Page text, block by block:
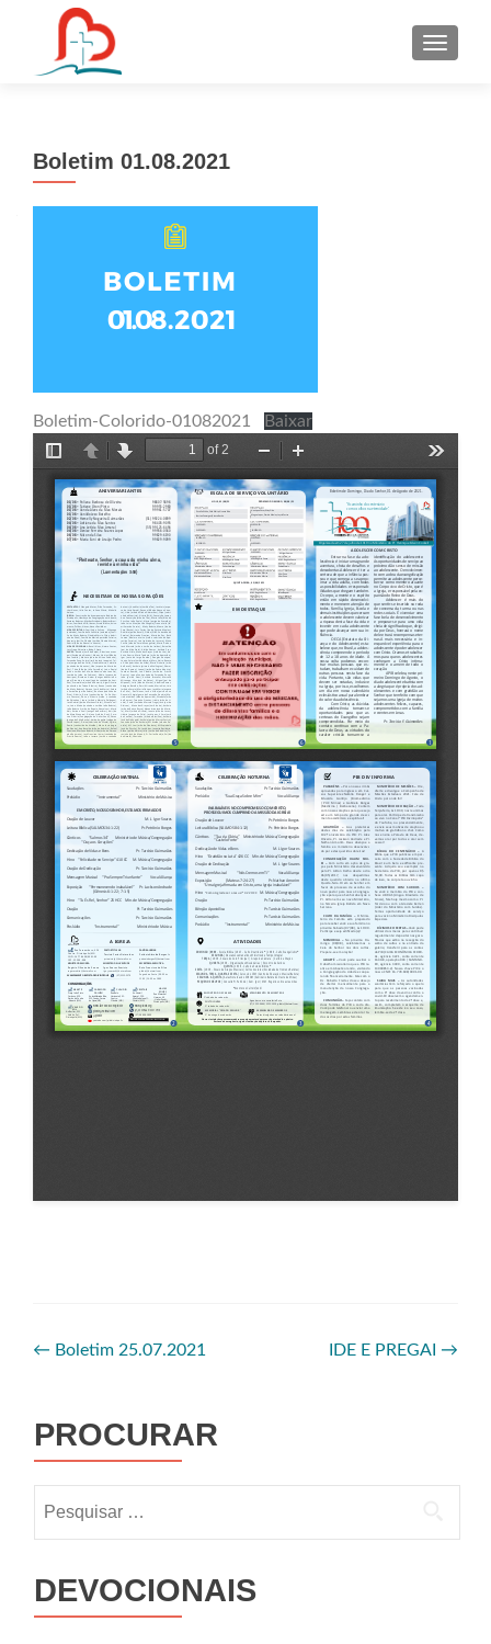
Boletim 01.08.2021
Boletim-Colorido-01082021 Baixar
← Boletim 25.07.2021 IDE E PREGAI →
PROCURAR
DEVOCIONAIS